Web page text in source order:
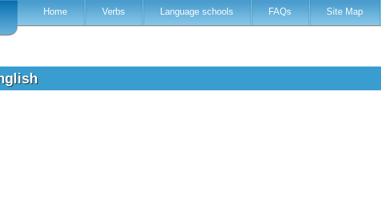
Home Verbs Language schools FAQs Site Map